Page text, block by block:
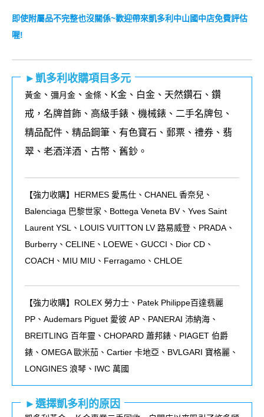
即使附屬品不完整也沒關係~歡迎帶來凱多利中山國中店免費評估
喔!
►凱多利收購項目多元
黃金 、 彌月金 、 金條 、K金、白金、天然鑽石、鑽
戒，名牌首飾、高級手錶、機械錶、二手名牌包、
精品配件、精品鋼筆、有色寶石、郵票、禮券、翡
翠、老酒洋酒、古幣、舊鈔。
【強力收購】HERMES 愛馬仕、CHANEL 香奈兒、
Balenciaga 巴黎世家、Bottega Veneta BV、Yves Saint
Laurent YSL、LOUIS VUITTON LV 路易威登、PRADA、
Burberry、CELINE、LOEWE、GUCCI、Dior CD、
COACH、MIU MIU、Ferragamo、CHLOE
【強力收購】ROLEX 勞力士、 Patek Philippe百達翡麗
PP 、 Audemars Piguet 愛彼 AP 、 PANERAI 沛納海、
BREITLING 百年靈、 CHOPARD 蕭邦錶、 PIAGET 伯爵
錶、 OMEGA歐米茄、 Cartier 卡地亞、 BVLGARI 寶格麗、
LONGINES 浪琴、 IWC 萬國
►選擇凱多利的原因